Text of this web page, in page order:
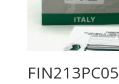
FIN213PC05